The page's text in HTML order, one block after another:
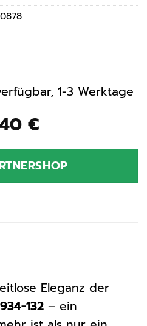
€
€Aktueller
ist:
107,40 €.
1-3 Werktage
Eleganz der
132 – ein